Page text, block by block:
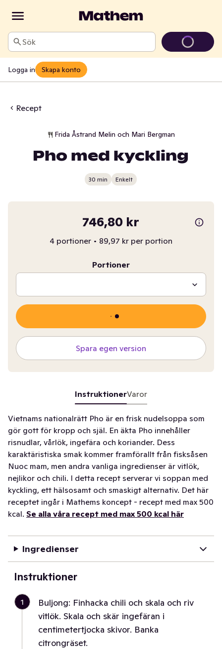
Sök
Logga in Skapa konto
Recept
Frida Åstrand Melin och Mari Bergman
Pho med kyckling
30 min Enkelt
746,80 kr
4 portioner • 89,97 kr per portion
Portioner
Spara egen version
InstruktionerVaror
Vietnams nationalrätt Pho är en frisk nudelsoppa som
gör gott för kropp och själ. En äkta Pho innehåller
risnudlar, vårlök, ingefära och koriander. Dess
karaktäristiska smak kommer framförallt från fisksåsen
Nuoc mam, men andra vanliga ingredienser är vitlök,
nejlikor och chili. I detta recept serverar vi soppan med
kyckling, ett hälsosamt och smaskigt alternativ. Det här
receptet ingår i Mathems koncept - recept med max 500
kcal. Se alla våra recept med max 500 kcal här
Ingredienser
Instruktioner
1
Buljong: Finhacka chili och skala och riv
vitlök. Skala och skär ingefäran i
centimetertjocka skivor. Banka
citrongräset.